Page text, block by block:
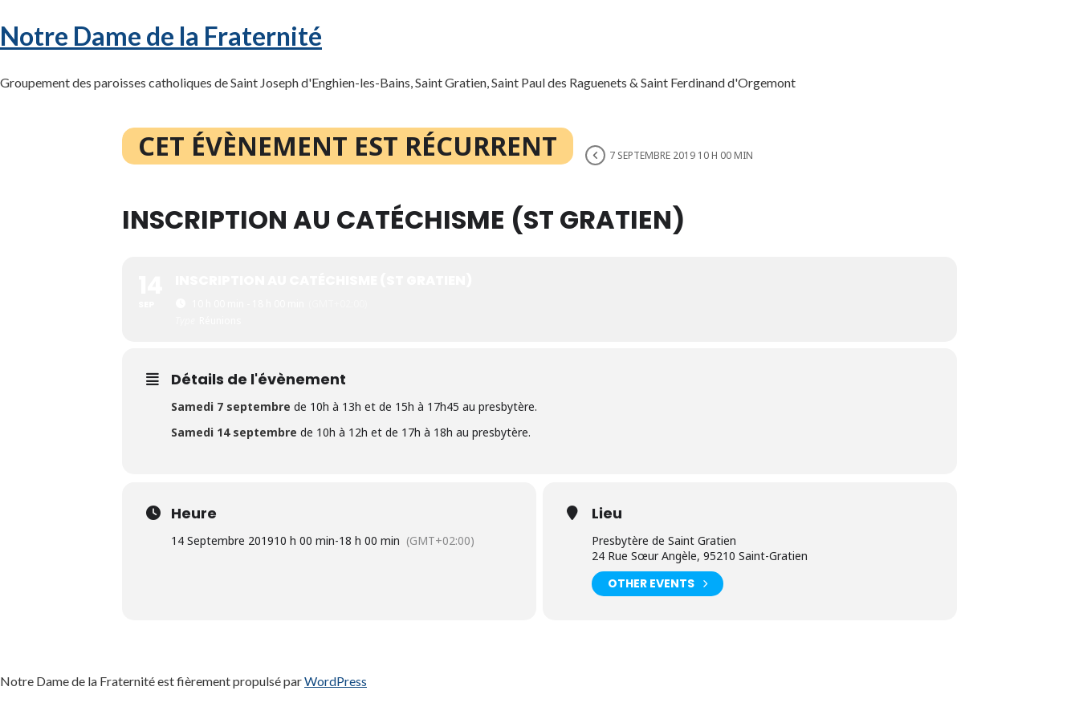
Notre Dame de la Fraternité
Groupement des paroisses catholiques de Saint Joseph d'Enghien-les-Bains, Saint Gratien, Saint Paul des Raguenets & Saint Ferdinand d'Orgemont
CET ÉVÈNEMENT EST RÉCURRENT 7 SEPTEMBRE 2019 10 H 00 MIN
INSCRIPTION AU CATÉCHISME (ST GRATIEN)
Détails de l'évènement
Samedi 7 septembre de 10h à 13h et de 15h à 17h45 au presbytère.
Samedi 14 septembre de 10h à 12h et de 17h à 18h au presbytère.
Heure
14 Septembre 201910 h 00 min-18 h 00 min (GMT+02:00)
Lieu
Presbytère de Saint Gratien
24 Rue Sœur Angèle, 95210 Saint-Gratien
OTHER EVENTS
Notre Dame de la Fraternité est fièrement propulsé parWordPress